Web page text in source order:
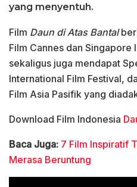
yang menyentuh.
Film Daun di Atas Bantal
Film Cannes dan Singapore
sekaligus juga mendapat
International Film Festival,
Film Asia Pasifik yang
Download Film Indonesia
Baca Juga: 7 Film Inspiratif
Merasa Beruntung